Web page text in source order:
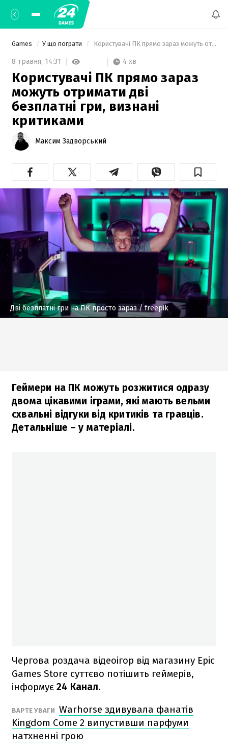
Games У що пограти Користувачі ПК прямо зараз можуть отримати дві безплатні гри, визнані критиками
8 травня, 14:31 4 хв
Користувачі ПК прямо зараз
можуть отримати дві
безплатні гри, визнані
критиками
Максим Задворський
Дві безплатні гри на ПК просто зараз/ freepik
Геймери на ПК можуть розжитися одразу
двома цікавими іграми, які мають вельми
схвальні відгуки від критиків та гравців.
Детальніше – у матеріалі.
Чергова роздача відеоігор від магазину Epic
Games Store суттєво потішить геймерів,
інформує 24 Канал.
ВАРТЕ УВАГИ Warhorse здивувала фанатів
Kingdom Come 2 випустивши парфуми
натхненні грою